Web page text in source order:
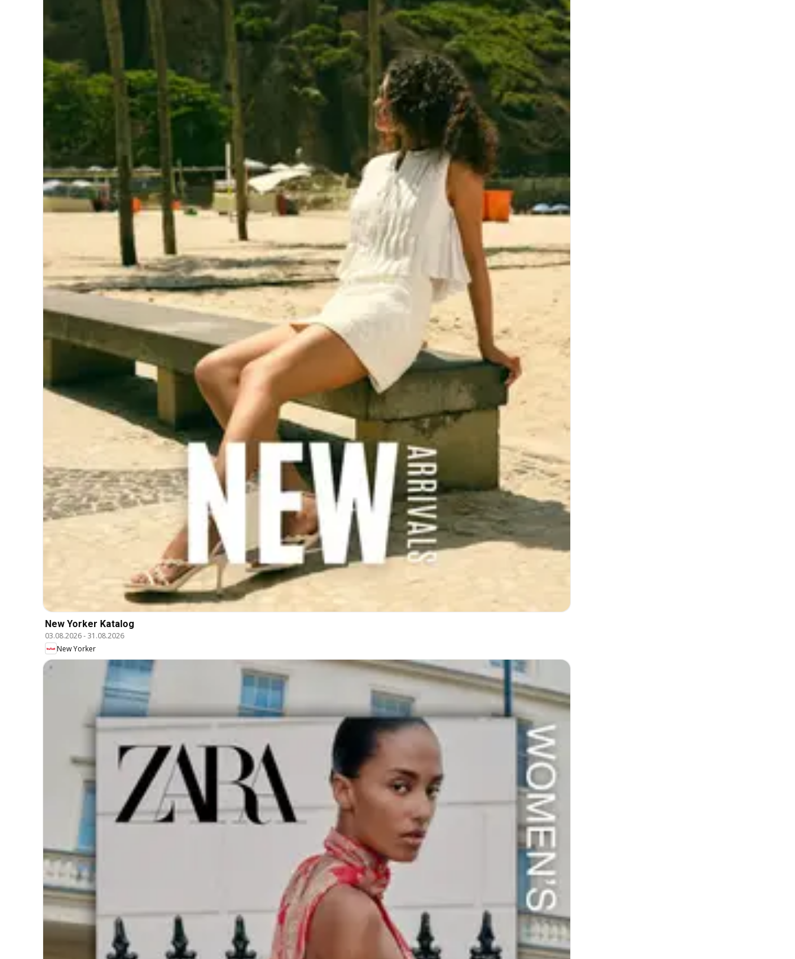
New Yorker Katalog
03.08.2026-31.08.2026
New Yorker